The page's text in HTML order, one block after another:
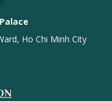
Ho Chi Minh City